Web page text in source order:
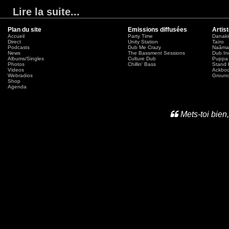
Lire la suite...
Plan du site
Accueil
Direct
Podcasts
News
Albums/Singles
Photos
Videos
Webradios
Shop
Agenda
Emissions diffusées
Party Time
Unity Station
Dub Me Crazy
The Bassment Sessions
Culture Dub
Chillin' Bass
Danakil
Taïro
Dub
Puppa
Stand
Mets-toi